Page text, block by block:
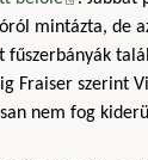
mintázta, de
fűszerbányák
Fraiser szerint
nem fog